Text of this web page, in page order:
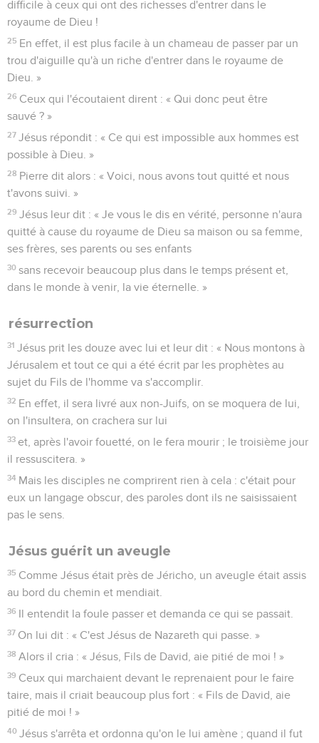
difficile à ceux qui ont des richesses d'entrer dans le
royaume de Dieu !
25 En effet, il est plus facile à un chameau de passer par un
trou d'aiguille qu'à un riche d'entrer dans le royaume de
Dieu. »
26 Ceux qui l'écoutaient dirent : « Qui donc peut être
sauvé ? »
27 Jésus répondit : « Ce qui est impossible aux hommes est
possible à Dieu. »
28 Pierre dit alors : « Voici, nous avons tout quitté et nous
t'avons suivi. »
29 Jésus leur dit : « Je vous le dis en vérité, personne n'aura
quitté à cause du royaume de Dieu sa maison ou sa femme,
ses frères, ses parents ou ses enfants
30 sans recevoir beaucoup plus dans le temps présent et,
dans le monde à venir, la vie éternelle. »
résurrection
31 Jésus prit les douze avec lui et leur dit : « Nous montons à
Jérusalem et tout ce qui a été écrit par les prophètes au
sujet du Fils de l'homme va s'accomplir.
32 En effet, il sera livré aux non-Juifs, on se moquera de lui,
on l'insultera, on crachera sur lui
33 et, après l'avoir fouetté, on le fera mourir ; le troisième jour
il ressuscitera. »
34 Mais les disciples ne comprirent rien à cela : c'était pour
eux un langage obscur, des paroles dont ils ne saisissaient
pas le sens.
Jésus guérit un aveugle
35 Comme Jésus était près de Jéricho, un aveugle était assis
au bord du chemin et mendiait.
36 Il entendit la foule passer et demanda ce qui se passait.
37 On lui dit : « C'est Jésus de Nazareth qui passe. »
38 Alors il cria : « Jésus, Fils de David, aie pitié de moi ! »
39 Ceux qui marchaient devant le reprenaient pour le faire
taire, mais il criait beaucoup plus fort : « Fils de David, aie
pitié de moi ! »
40 Jésus s'arrêta et ordonna qu'on le lui amène ; quand il fut